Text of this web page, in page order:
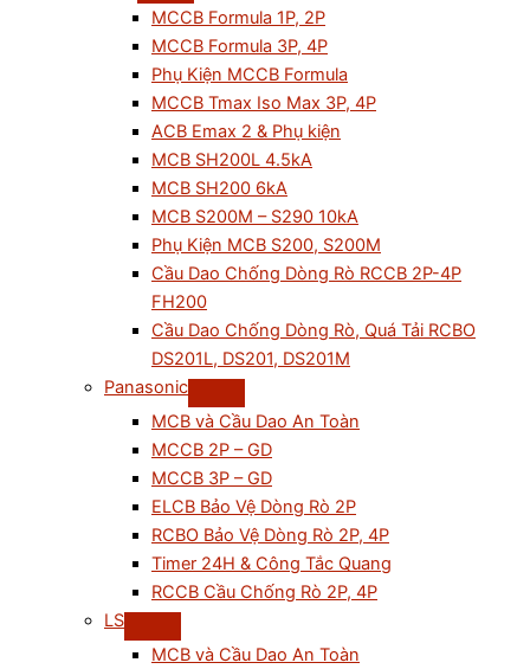
MCCB Formula 1P, 2P
MCCB Formula 3P, 4P
Phụ Kiện MCCB Formula
MCCB Tmax Iso Max 3P, 4P
ACB Emax 2 & Phụ kiện
MCB SH200L 4.5kA
MCB SH200 6kA
MCB S200M – S290 10kA
Phụ Kiện MCB S200, S200M
Cầu Dao Chống Dòng Rò RCCB 2P-4P
FH200
Cầu Dao Chống Dòng Rò, Quá Tải RCBO
DS201L, DS201, DS201M
Panasonic
MCB và Cầu Dao An Toàn
MCCB 2P – GD
MCCB 3P – GD
ELCB Bảo Vệ Dòng Rò 2P
RCBO Bảo Vệ Dòng Rò 2P, 4P
Timer 24H & Công Tắc Quang
RCCB Cầu Chống Rò 2P, 4P
LS
MCB và Cầu Dao An Toàn